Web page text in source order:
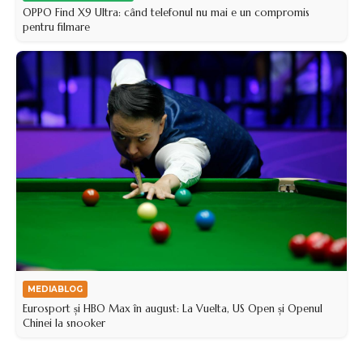
OPPO Find X9 Ultra: când telefonul nu mai e un compromis
pentru filmare
MEDIABLOG
Eurosport și HBO Max în august: La Vuelta, US Open și Openul
Chinei la snooker